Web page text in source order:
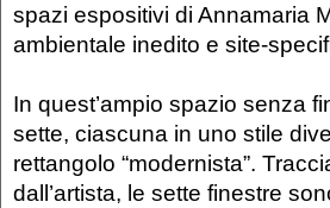
spazi espositivi di Annamaria
ambientale inedito e site-
In quest’ampio spazio senza
sette, ciascuna in uno stile
rettangolo “modernista”.
dall’artista, le sette finestre